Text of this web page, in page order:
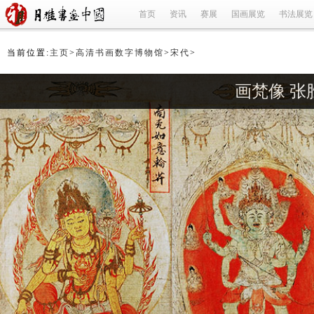
首页 资讯 赛展 国画展览 书法展览
当前位置: 主页> 高清书画数字博物馆> 宋代>
画梵像 张